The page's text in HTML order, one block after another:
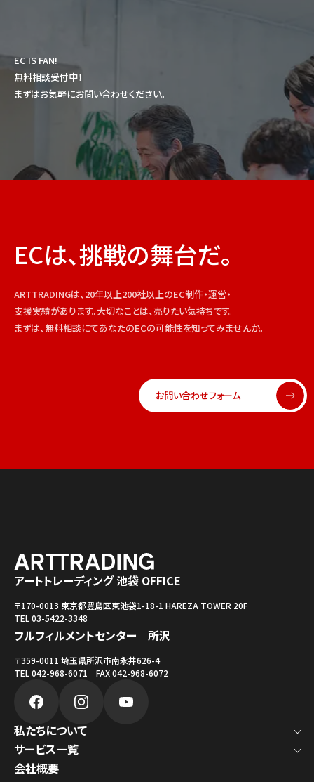
EC IS FAN!
無料相談受付中！
まずはお気軽にお問い合わせください。
ECは、挑戦の舞台だ。
ARTTRADINGは、20年以上200社以上のEC制作・運営・
支援実績があります。大切なことは、売りたい気持ちです。
まずは、無料相談にてあなたのECの可能性を知ってみませんか。
お問い合わせフォーム
アートトレーディング 池袋 OFFICE
〒170-0013 東京都豊島区東池袋1-18-1 HAREZA TOWER 20F
TEL 03-5422-3348
フルフィルメントセンター 所沢
〒359-0011 埼玉県所沢市南永井626-4
TEL 042-968-6071 FAX 042-968-6072
私たちについて
サービス一覧
会社概要